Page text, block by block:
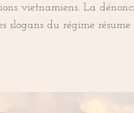
vietnamiens. La
slogans du régime